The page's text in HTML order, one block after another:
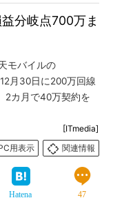
分岐点700万ま
モバイルの
月30日に200万回線
2カ月で40万契約を
[ITmedia]
用表示
関連情報
Hatena 47